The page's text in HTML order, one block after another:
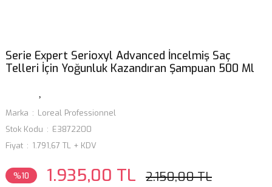
Serie Expert Serioxyl Advanced İncelmiş Saç
Telleri İçin Yoğunluk Kazandıran Şampuan 500 Ml
Marka
Loreal Professionnel
Stok Kodu
E3872200
Fiyat
1.791,67 TL + KDV
%10 1.935,00 TL 2.150,00 TL